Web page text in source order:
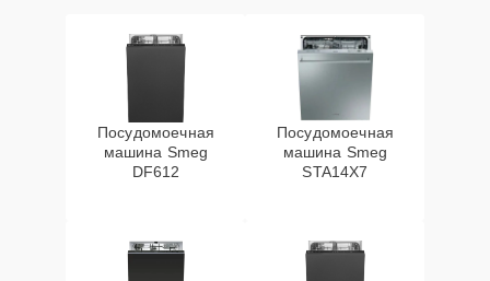
Посудомоечная
машина Smeg
DF612
Посудомоечная
машина Smeg
STA14X7